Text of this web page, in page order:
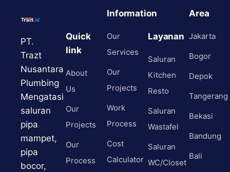
PT.
Trazt
Nusantara
Plumbing
Mengatasi
saluran
pipa
mampet,
pipa
bocor,
Quick
link
About
Us
Our
Projects
Our
Process
Information
Our
Services
Our
Projects
Work
Process
Cost
Calculator
Layanan
Saluran
Kitchen
Resto
Saluran
Wastafel
Saluran
WC/Closet
Area
Jakarta
Bogor
Depok
Tangerang
Bekasi
Bandung
Bali